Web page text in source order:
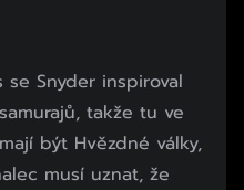
se Snyder inspiroval
takže tu ve
být Hvězdné války,
musí uznat, že